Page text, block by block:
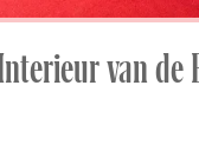
van de